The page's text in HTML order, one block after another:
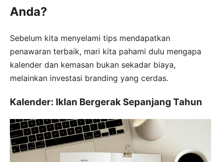
Anda?
Sebelum kita menyelami tips mendapatkan
penawaran terbaik, mari kita pahami dulu mengapa
kalender dan kemasan bukan sekadar biaya,
melainkan investasi branding yang cerdas.
Kalender: Iklan Bergerak Sepanjang Tahun